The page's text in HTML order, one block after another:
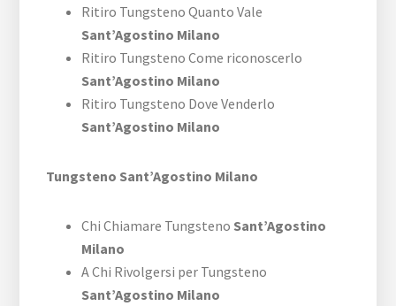
Ritiro Tungsteno Quanto Vale
Sant’Agostino Milano
Ritiro Tungsteno Come riconoscerlo
Sant’Agostino Milano
Ritiro Tungsteno Dove Venderlo
Sant’Agostino Milano
Tungsteno Sant’Agostino Milano
Chi Chiamare Tungsteno Sant’Agostino
Milano
A Chi Rivolgersi per Tungsteno
Sant’Agostino Milano